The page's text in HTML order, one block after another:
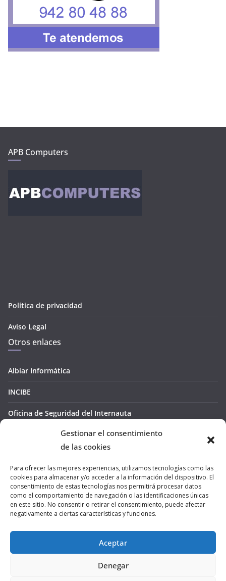
Gestionar el consentimiento
de las cookies
Para ofrecer las mejores experiencias, utilizamos tecnologías como las
cookies para almacenar y/o acceder a la información del dispositivo. El
consentimiento de estas tecnologías nos permitirá procesar datos
como el comportamiento de navegación o las identificaciones únicas
en este sitio. No consentir o retirar el consentimiento, puede afectar
negativamente a ciertas características y funciones.
Aceptar
Denegar
APB Computers
Política de privacidad
Aviso Legal
Otros enlaces
Albiar Informática
INCIBE
Oficina de Seguridad del Internauta
Venta y reparación de equipos informaticos para usuarios
particulares y empresas. Consumibles. Mantenimiento. Redes.